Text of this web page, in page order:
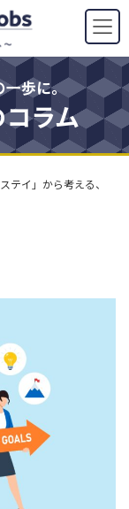
歩に。
ラム
テイ」から考える、